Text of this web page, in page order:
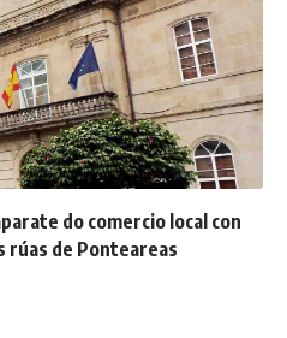
do comercio local con
de Ponteareas